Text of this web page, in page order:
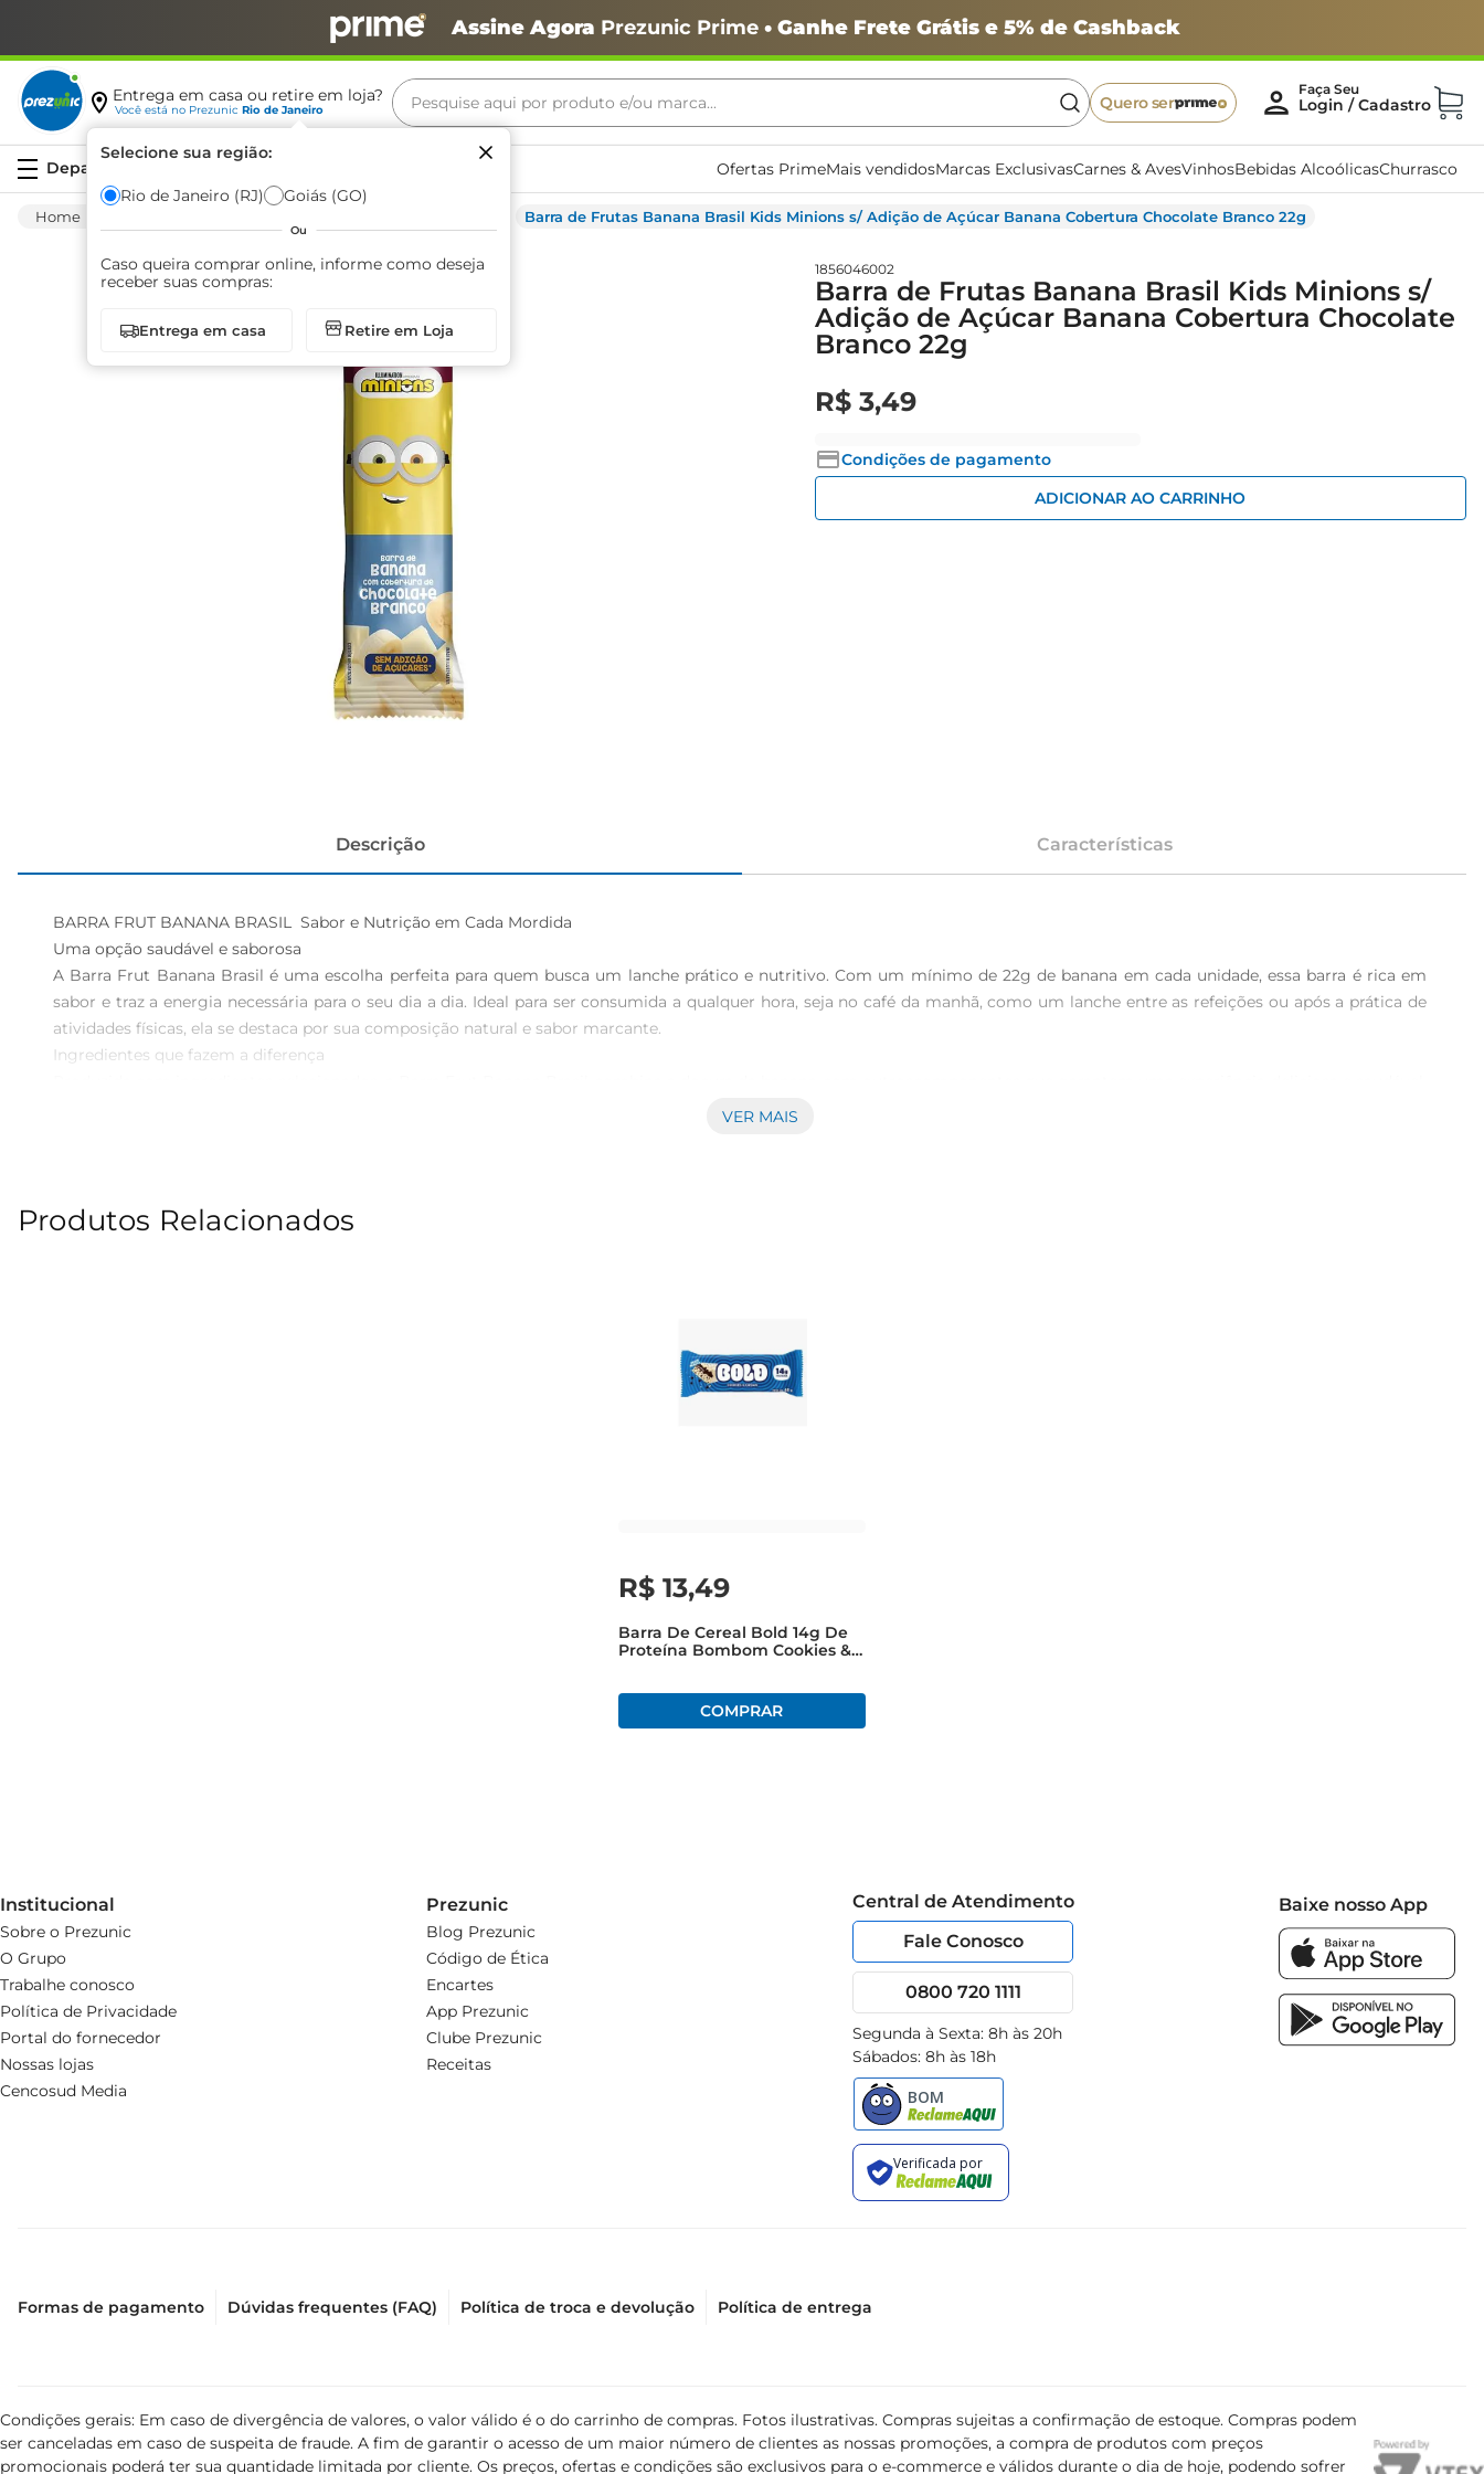
Assine Agora Prezunic Prime• Ganhe Frete Grátis e 5% de Cashback
Entrega em casa ou retire em loja?
Você está no Prezunic Rio de Janeiro
Selecione sua região:
Rio de Janeiro (RJ) Goiás (GO)
Ou
Caso queira comprar online, informe como deseja
receber suas compras:
Entrega em casa Retire em Loja
Pesquise aqui por produto e/ou marca...
Quero ser
Ofertas PrimeMais vendidosMarcas ExclusivasCarnes & AvesVinhosBebidas AlcoólicasChurrasco
Barra de Frutas Banana Brasil Kids Minions s/ Adição de Açúcar Banana Cobertura Chocolate Branco 22g
1856046002
Barra de Frutas Banana Brasil Kids Minions s/
Adição de Açúcar Banana Cobertura Chocolate
Branco 22g
R$ 3,49
Condições de pagamento
ADICIONAR AO CARRINHO
Descrição Características
BARRA FRUT BANANA BRASIL  Sabor e Nutrição em Cada Mordida
Uma opção saudável e saborosa
A Barra Frut Banana Brasil é uma escolha perfeita para quem busca um lanche prático e nutritivo. Com um mínimo de 22g de banana em cada unidade, essa barra é rica em
sabor e traz a energia necessária para o seu dia a dia. Ideal para ser consumida a qualquer hora, seja no café da manhã, como um lanche entre as refeições ou após a prática de
atividades físicas, ela se destaca por sua composição natural e sabor marcante.
Ingredientes que fazem a diferença
É uma opção que não contém adição de açúcares, permitindo que você desfrute do sabor autêntico da fruta. Além disso, é uma fonte de fibras, contribuindo para uma
possível ter à mão um lanche que une praticidade enutrição. A embalagem é ideal para quem tem uma rotina agitada e não quer abrir mão de uma alimentação saudável.
VER MAIS
Produtos Relacionados
R$ 13,49
Barra De Cereal Bold 14g De
Proteína Bombom Cookies &
Institucional
Sobre o Prezunic
O Grupo
Trabalhe conosco
Política de Privacidade
Portal do fornecedor
Nossas lojas
Cencosud Media
Prezunic
Blog Prezunic
Código de Ética
Encartes
App Prezunic
Clube Prezunic
Receitas
Central de Atendimento
Fale Conosco
0800 720 1111
Segunda à Sexta: 8h às 20h
Sábados: 8h às 18h
Baixe nosso App
Formas de pagamento Dúvidas frequentes (FAQ) Política de troca e devolução Política de entrega
Condições gerais: Em caso de divergência de valores, o valor válido é o do carrinho de compras. Fotos ilustrativas. Compras sujeitas a confirmação de estoque. Compras podem
ser canceladas em caso de suspeita de fraude. A fim de garantir o acesso de um maior número de clientes as nossas promoções, a compra de produtos com preços
promocionais poderá ter sua quantidade limitada por cliente. Os preços, ofertas e condições são exclusivos para o e-commerce e válidos durante o dia de hoje, podendo sofrer
Termos mais buscados
café
azeite
biscoito
arroz
iogurte
cerveja